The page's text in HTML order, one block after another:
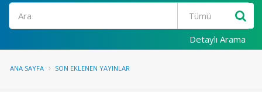
Ara
Detaylı Arama
ANA SAYFA SON EKLENEN YAYINLAR